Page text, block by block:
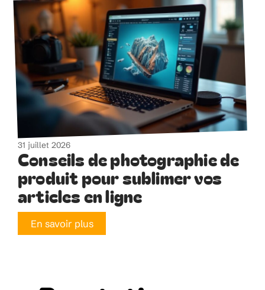
31 juillet 2026
Conseils de photographie de
produit pour sublimer vos
articles en ligne
En savoir plus